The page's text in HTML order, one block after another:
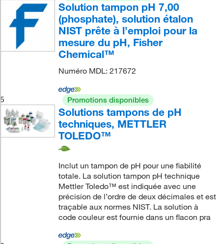
Solution tampon pH 7,00
(phosphate), solution étalon
NIST prête à l’emploi pour la
mesure du pH, Fisher
Chemical™
Numéro MDL: 217672
5 Promotions disponibles
Solutions tampons de pH
techniques, METTLER
TOLEDO™
Inclut un tampon de pH pour une fiabilité
totale. La solution tampon pH technique
Mettler Toledo™ est indiquée avec une
précision de l’ordre de deux décimales et est
traçable aux normes NIST. La solution à
code couleur est fournie dans un flacon pra